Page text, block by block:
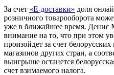
За счет «Е-доставки» доля
розничного товарооборота
уже в ближайшее время. Денис
внимание на то, что при этом
произойдет за счет
магазинов других стран, а
выигрыше останется
счет взимаемого налога.